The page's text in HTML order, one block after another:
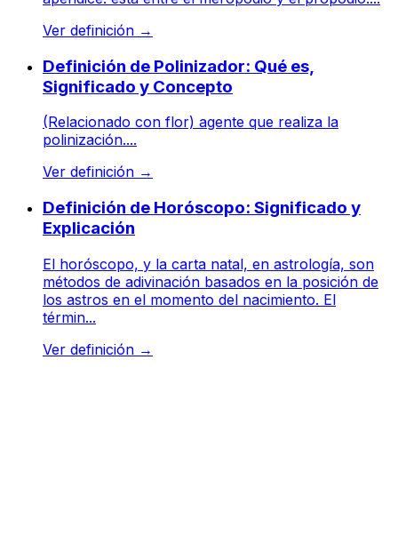
Ver definición →
Definición de Polinizador: Qué es,
Significado y Concepto
(Relacionado con flor) agente que realiza la
polinización....
Ver definición →
Definición de Horóscopo: Significado y
Explicación
El horóscopo, y la carta natal, en astrología, son
métodos de adivinación basados en la posición de
los astros en el momento del nacimiento. El
términ...
Ver definición →